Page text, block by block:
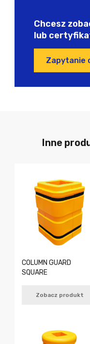
Chcesz
lub
Zapytanie
Inne
COLUMN GUARD
SQUARE
Zobacz produkt